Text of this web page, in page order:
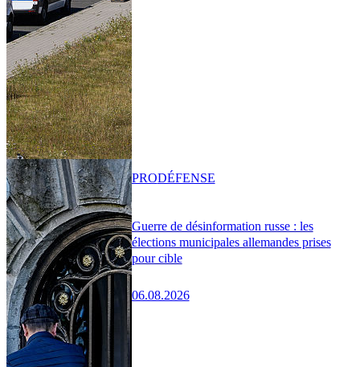
Guerre de désinformation russe : les
élections municipales allemandes prises
pour cible
06.08.2026
PRODÉFENSE